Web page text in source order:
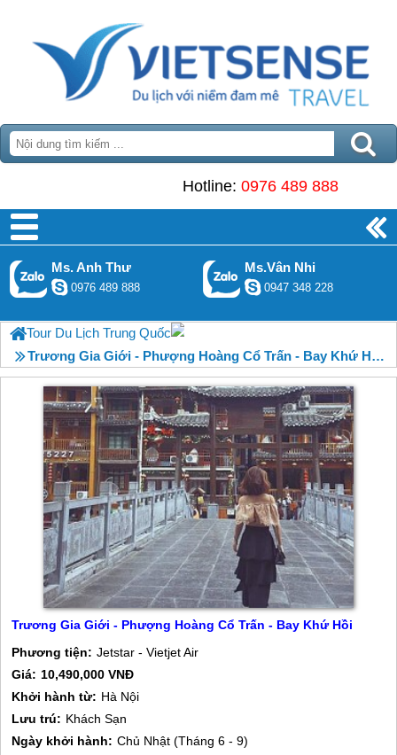
Hotline: 0976 489 888
Ms. Anh Thư
0976 489 888
Ms.Vân Nhi
0947 348 228
Tour Du Lịch Trung Quốc
Trương Gia Giới - Phượng Hoàng Cổ Trấn - Bay Khứ Hồi Khởi Hành Từ Hà Nội
Trương Gia Giới - Phượng Hoàng Cổ Trấn - Bay Khứ Hồi
Phương tiện: Jetstar - Vietjet Air
Giá: 10,490,000 VNĐ
Khởi hành từ: Hà Nội
Lưu trú: Khách Sạn
Ngày khởi hành: Chủ Nhật (Tháng 6 - 9)